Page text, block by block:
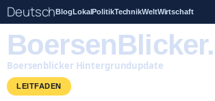
DeutschBlogLokalPolitikTechnikWeltWirtschaft
Boersenblicker Hintergrundupdate
LEITFADEN